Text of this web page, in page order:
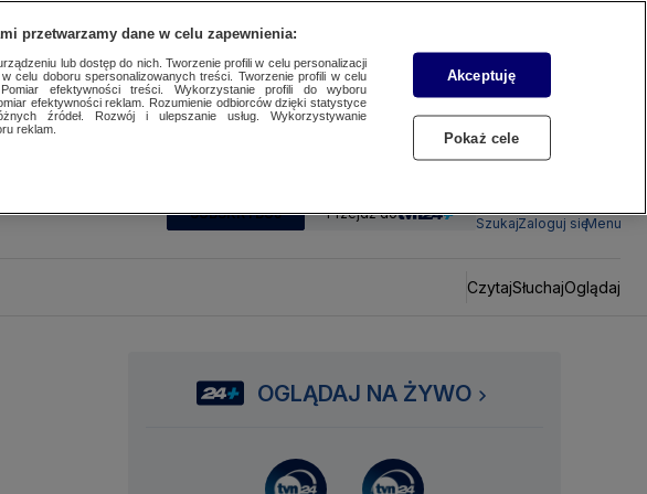
SUBSKRYBUJ Przejdź do
SzukajZaloguj sięMenu
CzytajSłuchajOglądaj
OGLĄDAJ NA ŻYWO
przetwarzamy dane w celu zapewnienia:
lub dostęp do nich. Tworzenie profili w celu personalizacji
celu doboru spersonalizowanych treści. Tworzenie profili w celu
Pomiar efektywności treści. Wykorzystanie profili do wyboru
efektywności reklam. Rozumienie odbiorców dzięki statystyce
źródeł. Rozwój i ulepszanie usług. Wykorzystywanie
reklam.
Akceptuję
Pokaż cele